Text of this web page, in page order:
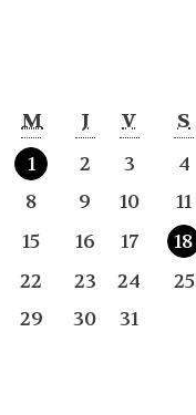
M J V
S
1
2 3
4
8 9 10
11
15 16 17
18
22 23 24
25
29 30 31